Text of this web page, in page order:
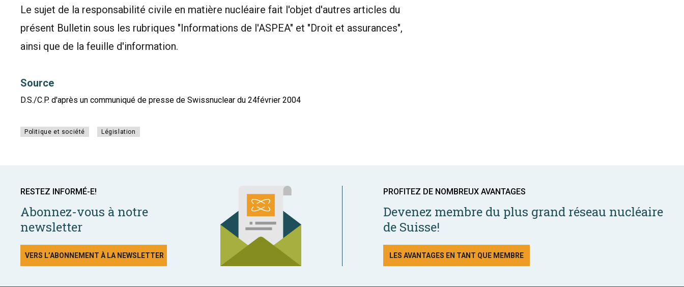
Le sujet de la responsabilité civile en matière nucléaire fait l'objet d'autres articles du
présent Bulletin sous les rubriques "Informations de l'ASPEA" et "Droit et assurances",
ainsi que de la feuille d'information.
Source
D.S./C.P. d'après un communiqué de presse de Swissnuclear du 24février 2004
Politique et société Législation
RESTEZ INFORMÉ-E!
Abonnez-vous à notre
newsletter
VERS L’ABONNEMENT À LA NEWSLETTER
PROFITEZ DE NOMBREUX AVANTAGES
Devenez membre du plus grand réseau nucléaire
de Suisse!
LES AVANTAGES EN TANT QUE MEMBRE